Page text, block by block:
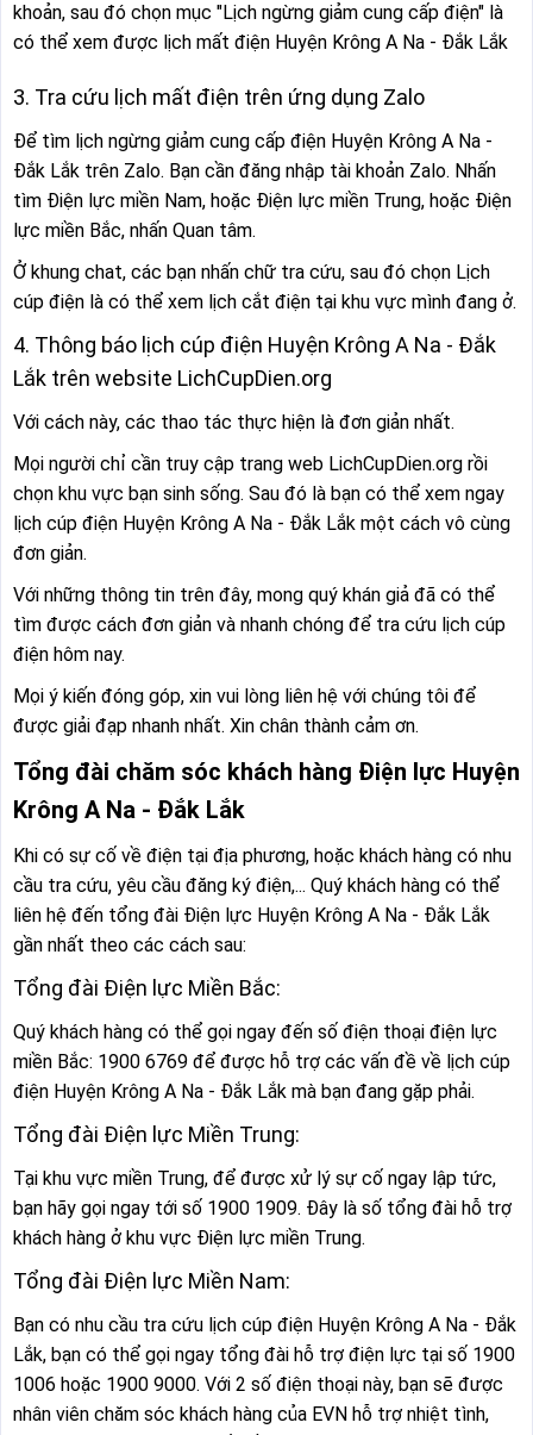
khoản, sau đó chọn mục "Lịch ngừng giảm cung cấp điện" là
có thể xem được lịch mất điện Huyện Krông A Na - Đắk Lắk
3. Tra cứu lịch mất điện trên ứng dụng Zalo
Để tìm lịch ngừng giảm cung cấp điện Huyện Krông A Na -
Đắk Lắk trên Zalo. Bạn cần đăng nhập tài khoản Zalo. Nhấn
tìm Điện lực miền Nam, hoặc Điện lực miền Trung, hoặc Điện
lực miền Bắc, nhấn Quan tâm.
Ở khung chat, các bạn nhấn chữ tra cứu, sau đó chọn Lịch
cúp điện là có thể xem lịch cắt điện tại khu vực mình đang ở.
4. Thông báo lịch cúp điện Huyện Krông A Na - Đắk
Lắk trên website LichCupDien.org
Với cách này, các thao tác thực hiện là đơn giản nhất.
Mọi người chỉ cần truy cập trang web LichCupDien.org rồi
chọn khu vực bạn sinh sống. Sau đó là bạn có thể xem ngay
lịch cúp điện Huyện Krông A Na - Đắk Lắk một cách vô cùng
đơn giản.
Với những thông tin trên đây, mong quý khán giả đã có thể
tìm được cách đơn giản và nhanh chóng để tra cứu lịch cúp
điện hôm nay.
Mọi ý kiến đóng góp, xin vui lòng liên hệ với chúng tôi để
được giải đạp nhanh nhất. Xin chân thành cảm ơn.
Tổng đài chăm sóc khách hàng Điện lực Huyện
Krông A Na - Đắk Lắk
Khi có sự cố về điện tại địa phương, hoặc khách hàng có nhu
cầu tra cứu, yêu cầu đăng ký điện,... Quý khách hàng có thể
liên hệ đến tổng đài Điện lực Huyện Krông A Na - Đắk Lắk
gần nhất theo các cách sau:
Tổng đài Điện lực Miền Bắc:
Quý khách hàng có thể gọi ngay đến số điện thoại điện lực
miền Bắc: 1900 6769 để được hỗ trợ các vấn đề về lịch cúp
điện Huyện Krông A Na - Đắk Lắk mà bạn đang gặp phải.
Tổng đài Điện lực Miền Trung:
Tại khu vực miền Trung, để được xử lý sự cố ngay lập tức,
bạn hãy gọi ngay tới số 1900 1909. Đây là số tổng đài hỗ trợ
khách hàng ở khu vực Điện lực miền Trung.
Tổng đài Điện lực Miền Nam:
Bạn có nhu cầu tra cứu lịch cúp điện Huyện Krông A Na - Đắk
Lắk, bạn có thể gọi ngay tổng đài hỗ trợ điện lực tại số 1900
1006 hoặc 1900 9000. Với 2 số điện thoại này, bạn sẽ được
nhân viên chăm sóc khách hàng của EVN hỗ trợ nhiệt tình,